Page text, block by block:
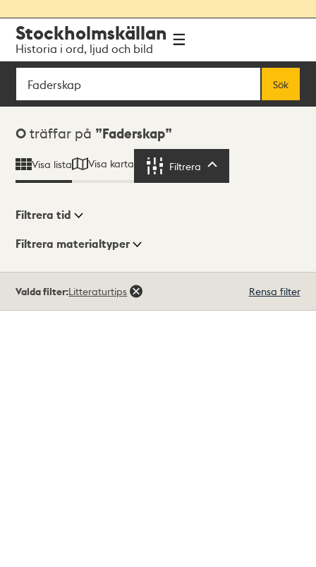
navigationen
huvudinnehållet
Stockholmskällan
Historia i ord, ljud och bild
Sök
Sök
Sökresultat
0 träffar på Faderskap
Visa lista Visa karta Filtrera
Visningsläge
Filtrera tid
Filtrera materialtyper
träffar
Valda filter:Litteraturtips Rensa filter